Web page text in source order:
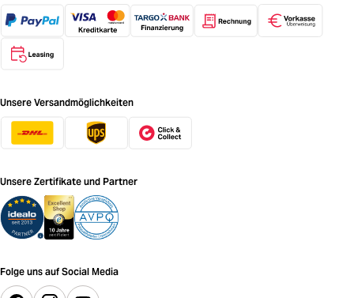
Unsere Versandmöglichkeiten
Unsere Zertifikate und Partner
Folge uns auf Social Media